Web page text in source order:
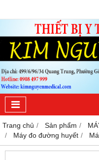
Trang chủ Sản phẩm
Máy đo đường huyết